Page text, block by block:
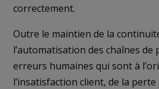
correctement.
Outre le maintien de la
l’automatisation des chaînes
erreurs humaines qui sont à
l’insatisfaction client, de la